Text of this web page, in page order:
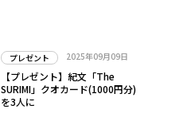
プレゼント 2025年09月09日
【プレゼント】紀文「The
SURIMI」クオカード(1000円分)
を3人に